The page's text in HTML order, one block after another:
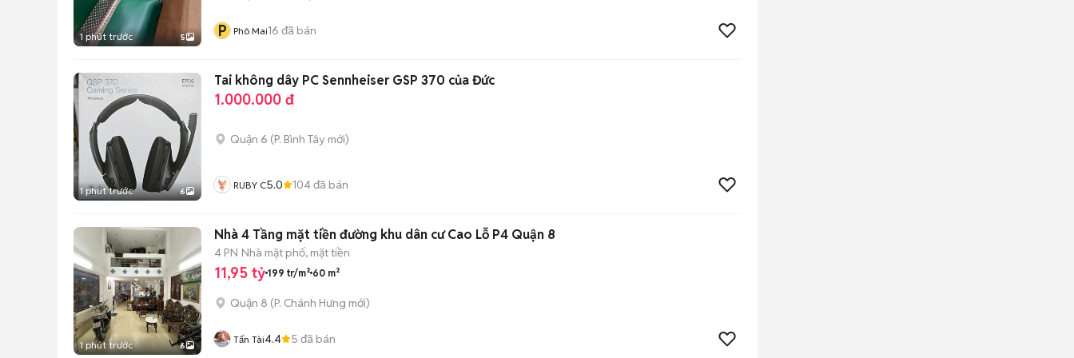
1 phút trước 5 P Phô Mai16 đã bán
1 phút trước 6
Tai không dây PC Sennheiser GSP 370 của Đức
1.000.000 đ
Quận 6 (P. Bình Tây mới)
RUBY C5.0 104đã bán
1 phút trước 6
Nhà 4 Tầng mặt tiền đường khu dân cư Cao Lỗ P4 Quận 8
4 PN Nhà mặt phố, mặt tiền
11,95 tỷ 199 tr/m² 60 m²
Quận 8 (P. Chánh Hưng mới)
Tấn Tài4.4 5 đã bán